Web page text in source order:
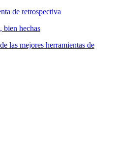
de retrospectiva
bien hechas
las mejores herramientas de